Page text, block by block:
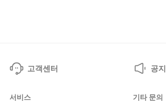
고객센터 공
서비스 기타 문의